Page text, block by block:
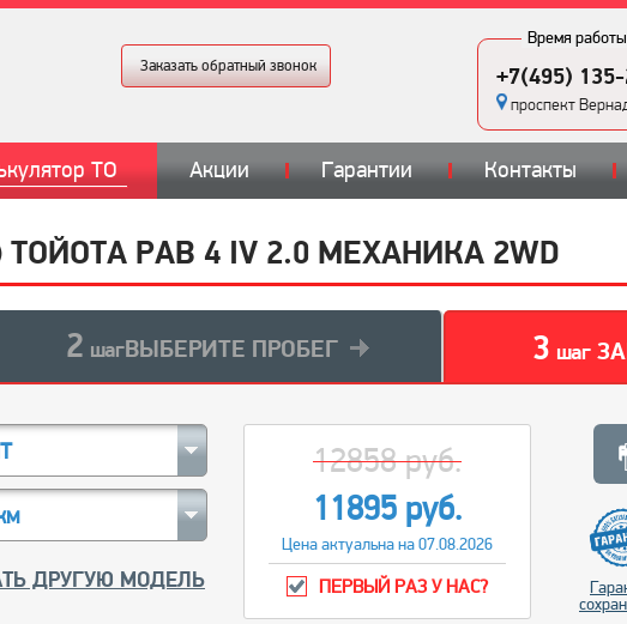
Заказать обратный звонок
Время
+7(495)
проспект
ТО Акции Гарантии Контакты
РАВ 4 IV 2.0 МЕХАНИКА 2WD
2 шагВЫБЕРИТЕ ПРОБЕГ 3 шаг
ДРУГУЮ МОДЕЛЬ
12858 руб.
11895 руб.
Цена актуальна на 07.08.2026
ПЕРВЫЙ РАЗ У НАС?